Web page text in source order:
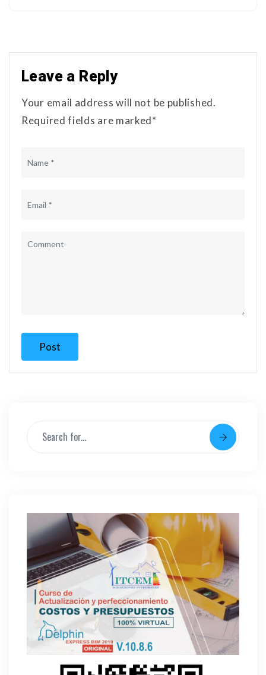
Leave a Reply
Your email address will not be published.
Required fields are marked*